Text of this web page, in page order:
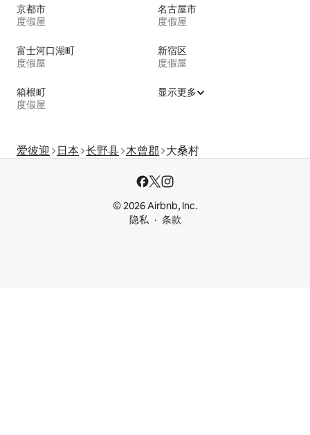
京都市
度假屋
名古屋市
度假屋
富士河口湖町
度假屋
新宿区
度假屋
箱根町
度假屋
显示更多
爱彼迎 日本 长野县 木曾郡 大桑村
© 2026 Airbnb, Inc.
隐私
条款